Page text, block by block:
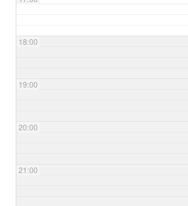
18:00
19:00
20:00
21:00